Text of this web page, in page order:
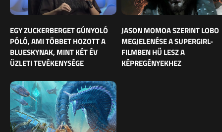
EGY ZUCKERBERGET GÚNYOLÓ
PÓLÓ, AMI TÖBBET HOZOTT A
BLUESKYNAK, MINT KÉT ÉV
ÜZLETI TEVÉKENYSÉGE
JASON MOMOA SZERINT LOBO
MEGJELENÉSE A SUPERGIRL-
FILMBEN HŰ LESZ A
KÉPREGÉNYEKHEZ